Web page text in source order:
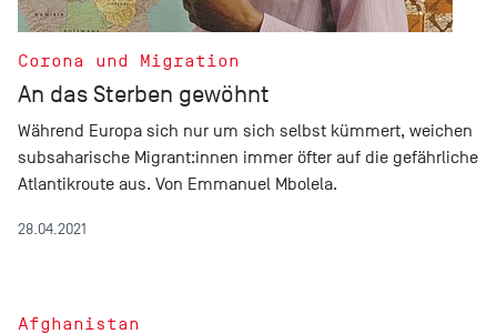
Corona und Migration
An das Sterben gewöhnt
Während Europa sich nur um sich selbst kümmert, weichen
subsaharische Migrant:innen immer öfter auf die gefährliche
Atlantikroute aus. Von Emmanuel Mbolela.
28.04.2021
Afghanistan